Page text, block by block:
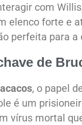
com
elenco forte e
perfeita para
de
, o papel
é um
vírus mortal